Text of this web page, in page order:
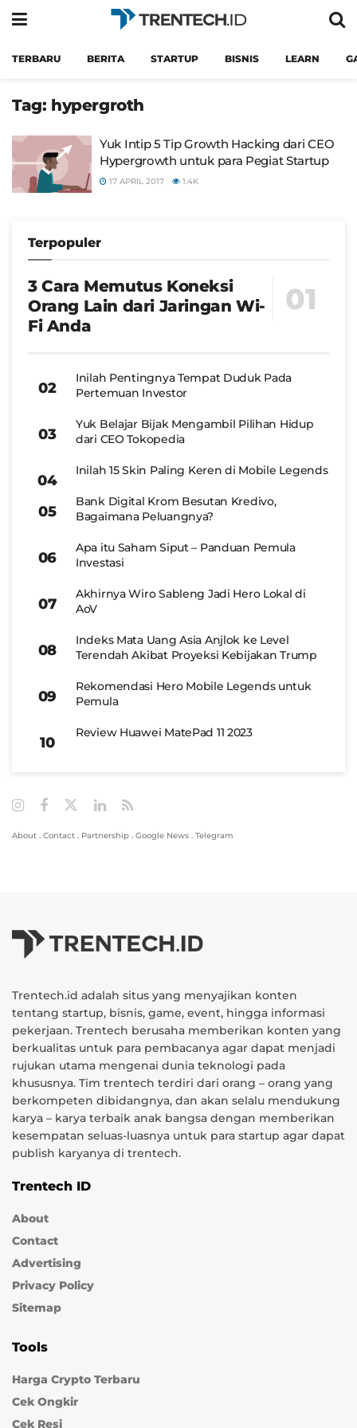
TERBARU BERITA STARTUP BISNIS LEARN
Tag: hypergroth
Yuk Intip 5 Tip Growth Hacking dari CEO
Hypergrowth untuk para Pegiat Startup
17 APRIL 2017 1.4K
Terpopuler
3 Cara Memutus Koneksi
Orang Lain dari Jaringan Wi-
Fi Anda
Inilah Pentingnya Tempat Duduk Pada
Pertemuan Investor
Yuk Belajar Bijak Mengambil Pilihan Hidup
dari CEO Tokopedia
Inilah 15 Skin Paling Keren di Mobile Legends
Bank Digital Krom Besutan Kredivo,
Bagaimana Peluangnya?
Apa itu Saham Siput – Panduan Pemula
Investasi
Akhirnya Wiro Sableng Jadi Hero Lokal di
AoV
Indeks Mata Uang Asia Anjlok ke Level
Terendah Akibat Proyeksi Kebijakan Trump
Rekomendasi Hero Mobile Legends untuk
Pemula
Review Huawei MatePad 11 2023
About . Contact . Partnership . Google News . Telegram
Trentech.id adalah situs yang menyajikan konten
tentang startup, bisnis, game, event, hingga informasi
pekerjaan. Trentech berusaha memberikan konten yang
berkualitas untuk para pembacanya agar dapat menjadi
rujukan utama mengenai dunia teknologi pada
khususnya. Tim trentech terdiri dari orang – orang yang
berkompeten dibidangnya, dan akan selalu mendukung
karya – karya terbaik anak bangsa dengan memberikan
kesempatan seluas-luasnya untuk para startup agar dapat
publish karyanya di trentech.
Trentech ID
About
Contact
Advertising
Privacy Policy
Sitemap
Tools
Harga Crypto Terbaru
Cek Ongkir
Cek Resi